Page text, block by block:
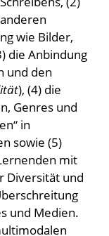
wie Bilder,
die Anbindung
und den
), (4) die
Genres und
in
sowie (5)
mit
Diversität und
und Medien.